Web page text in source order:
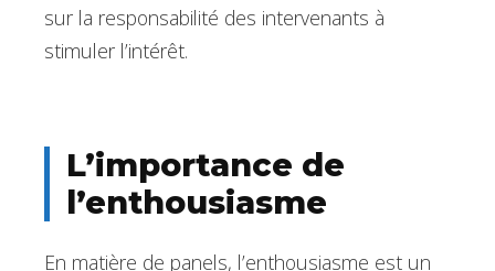
sur la responsabilité des intervenants à
stimuler l’intérêt.
L’importance de
l’enthousiasme
En matière de panels, l’enthousiasme est un